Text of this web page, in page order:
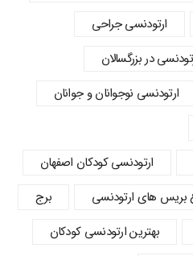
ارتودنسی جراحی
در بزرگسالان
ارتودنسی نوجوانان و جوانان
ارتودنسی کودکان اصفهان
بریس های ارتودنسی
برج
بهترین ارتودنسی کودکان